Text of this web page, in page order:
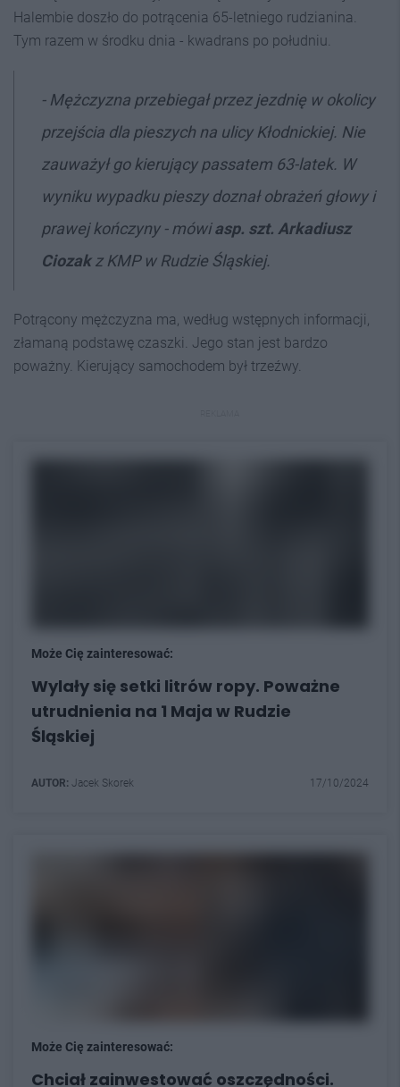
Halembie doszło do potrącenia 65-letniego rudzianina.
Tym razem w środku dnia - kwadrans po południu.
- Mężczyzna przebiegał przez jezdnię w okolicy
przejścia dla pieszych na ulicy Kłodnickiej. Nie
zauważył go kierujący passatem 63-latek. W
wyniku wypadku pieszy doznał obrażeń głowy i
prawej kończyny - mówiasp. szt. Arkadiusz
Ciozakz KMP w Rudzie Śląskiej.
Potrącony mężczyzna ma, według wstępnych informacji,
złamaną podstawę czaszki. Jego stan jest bardzo
poważny. Kierujący samochodem był trzeźwy.
Może Cię zainteresować:
Wylały się setki litrów ropy. Poważne
utrudnienia na 1 Maja w Rudzie
Śląskiej
AUTOR: Jacek Skorek 17/10/2024
Może Cię zainteresować:
Chciał zainwestować oszczędności.